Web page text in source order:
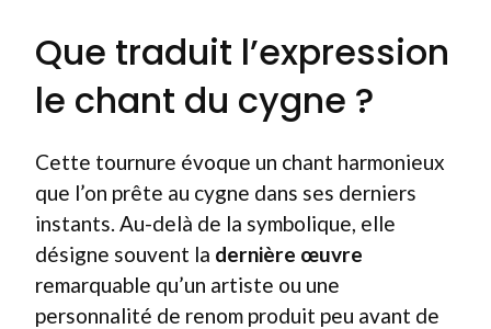
Que traduit l’expression
le chant du cygne ?
Cette tournure évoque un chant harmonieux
que l’on prête au cygne dans ses derniers
instants. Au-delà de la symbolique, elle
désigne souvent la dernière œuvre
remarquable qu’un artiste ou une
personnalité de renom produit peu avant de